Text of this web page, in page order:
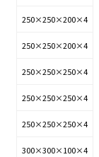
250×250×200×4
250×250×200×4
250×250×250×4
250×250×250×4
250×250×250×4
300×300×100×4